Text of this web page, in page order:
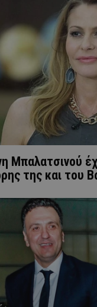
Μπαλατσινού
της και του